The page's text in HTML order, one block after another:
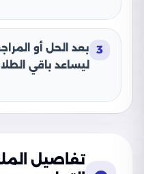
3
بعد الحل أو
ليساعد باقي
تفاصيل